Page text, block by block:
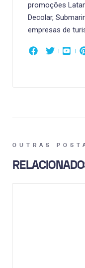
promoções
Decolar,
empresas de
OUTRAS